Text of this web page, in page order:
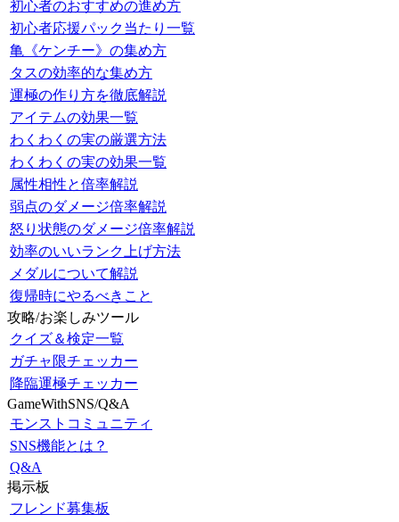
初心者のおすすめの進め方
初心者応援パック当たり一覧
亀《ケンチー》の集め方
タスの効率的な集め方
運極の作り方を徹底解説
アイテムの効果一覧
わくわくの実の厳選方法
わくわくの実の効果一覧
属性相性と倍率解説
弱点のダメージ倍率解説
怒り状態のダメージ倍率解説
効率のいいランク上げ方法
メダルについて解説
復帰時にやるべきこと
攻略/お楽しみツール
クイズ＆検定一覧
ガチャ限チェッカー
降臨運極チェッカー
GameWithSNS/Q&A
モンストコミュニティ
SNS機能とは？
Q&A
掲示板
フレンド募集板